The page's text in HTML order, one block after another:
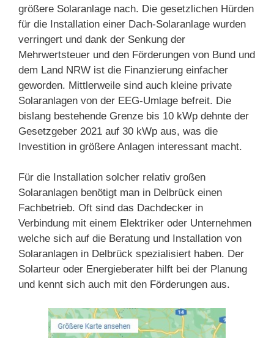
größere Solaranlage nach. Die gesetzlichen Hürden
für die Installation einer Dach-Solaranlage wurden
verringert und dank der Senkung der
Mehrwertsteuer und den Förderungen von Bund und
dem Land NRW ist die Finanzierung einfacher
geworden. Mittlerweile sind auch kleine private
Solaranlagen von der EEG-Umlage befreit. Die
bislang bestehende Grenze bis 10 kWp dehnte der
Gesetzgeber 2021 auf 30 kWp aus, was die
Investition in größere Anlagen interessant macht.
Für die Installation solcher relativ großen
Solaranlagen benötigt man in Delbrück einen
Fachbetrieb. Oft sind das Dachdecker in
Verbindung mit einem Elektriker oder Unternehmen
welche sich auf die Beratung und Installation von
Solaranlagen in Delbrück spezialisiert haben. Der
Solarteur oder Energieberater hilft bei der Planung
und kennt sich auch mit den Förderungen aus.